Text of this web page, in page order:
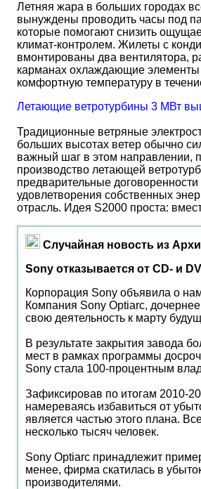
Летняя жара в больших городах
вынуждены проводить часы под
которые помогают снизить
климат-контролем. Жилеты с
вмонтированы два вентилятора,
карманах охлаждающие элементы
комфортную температуру в
Летающие ветротурбины 3 МВт
Традиционные ветряные
больших высотах ветер обычно
важный шаг в этом направлении,
производство летающей
предварительные
удовлетворения собственных
отрасль. Идея S2000 проста:
Случайная новость из
Sony отказывается от CD- и
Корпорация Sony объявила о
Компания Sony Optiarc,
свою деятельность к марту
В результате закрытия завода
мест в рамках программы
Sony стала 100-процентным
Зафиксировав по итогам 2010-
намереваясь избавиться от
является частью этого плана.
несколько тысяч человек.
Sony Optiarc принадлежит
менее, фирма скатилась в
производителями.